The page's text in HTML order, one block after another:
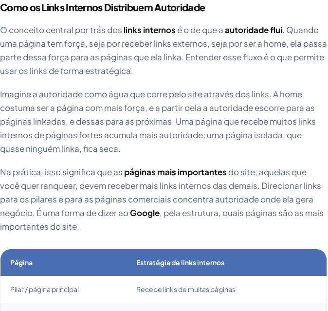
Como os Links Internos Distribuem Autoridade
O conceito central por trás dos links internos é o de que aautoridade flui. Quando
uma página tem força, seja por receber links externos, seja por ser a home, ela passa
parte dessa força para as páginas que ela linka. Entender esse fluxo é o que permite
usar os links de forma estratégica.
Imagine a autoridade como água que corre pelo site através dos links. A home
costuma ser a página com mais força, e a partir dela a autoridade escorre para as
páginas linkadas, e dessas para as próximas. Uma página que recebe muitos links
internos de páginas fortes acumula mais autoridade; uma página isolada, que
quase ninguém linka, fica seca.
Na prática, isso significa que as páginas mais importantes do site, aquelas que
você quer ranquear, devem receber mais links internos das demais. Direcionar links
para os pilares e para as páginas comerciais concentra autoridade onde ela gera
negócio. É uma forma de dizer aoGoogle, pela estrutura, quais páginas são as mais
importantes do site.
Página Estratégia de links internos
Pilar / página principal Recebe links de muitas páginas